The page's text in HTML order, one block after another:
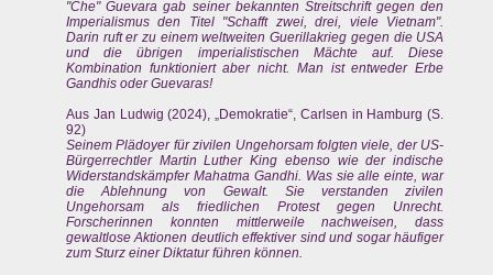
"Che" Guevara gab seiner bekannten Streitschrift gegen den
Imperialismus den Titel "Schafft zwei, drei, viele Vietnam".
Darin ruft er zu einem weltweiten Guerillakrieg gegen die USA
und die übrigen imperialistischen Mächte auf. Diese
Kombination funktioniert aber nicht. Man ist entweder Erbe
Gandhis oder Guevaras!
Aus Jan Ludwig (2024), „Demokratie“, Carlsen in Hamburg (S.
92)
Seinem Plädoyer für zivilen Ungehorsam folgten viele, der US-
Bürgerrechtler Martin Luther King ebenso wie der indische
Widerstandskämpfer Mahatma Gandhi. Was sie alle einte, war
die Ablehnung von Gewalt. Sie verstanden zivilen
Ungehorsam als friedlichen Protest gegen Unrecht.
Forscherinnen konnten mittlerweile nachweisen, dass
gewaltlose Aktionen deutlich effektiver sind und sogar häufiger
zum Sturz einer Diktatur führen können.